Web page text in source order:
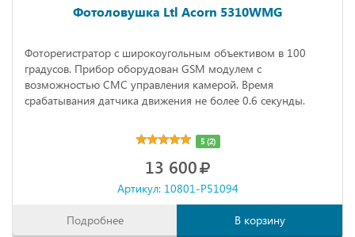
Фотоловушка Ltl Acorn 5310WMG
Фоторегистратор с широкоугольным объективом в 100
градусов. Прибор оборудован GSM модулем с
возможностью СМС управления камерой. Время
срабатывания датчика движения не более 0.6 секунды.
5 (2)
13 600
Артикул: 10801-P51094
Подробнее В корзину